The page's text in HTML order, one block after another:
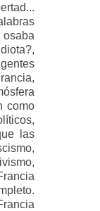
como
las